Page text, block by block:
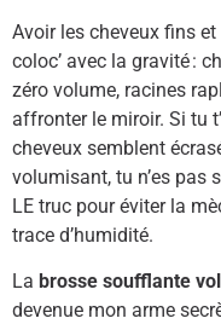
Avoir les cheveux fins
coloc’ avec la gravité :
zéro volume, racines
affronter le miroir. Si tu
cheveux semblent
volumisant, tu n’es pas
LE truc pour éviter la
trace d’humidité.
La brosse soufflante
devenue mon arme